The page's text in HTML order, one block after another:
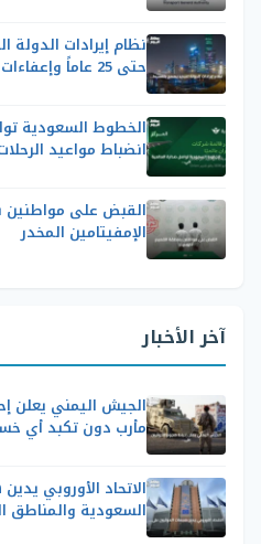
نظام إيرادات
حتى 25 عاماً وإعفاءات تصل إلى مليون ريال
الخطوط السعودية
انضباط مواعيد
القبض على مواطنين
الإمفيتامين المخدر
آخر الأخبار
الجيش اليمني يعلن
مأرب دون تكبد أي
الاتحاد الأوروبي
السعودية والمناطق